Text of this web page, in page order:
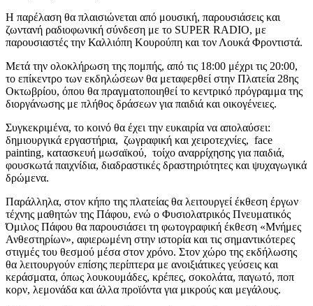
Η παρέλαση θα πλαισιώνεται από μουσική, παρουσιάσεις και
ζωντανή ραδιοφωνική σύνδεση με το SUPER RADIO, με
παρουσιαστές την Καλλιόπη Κουρούπη και τον Λουκά Φροντιστά.
Μετά την ολοκλήρωση της πομπής, από τις 18:00 μέχρι τις 20:00,
το επίκεντρο των εκδηλώσεων θα μεταφερθεί στην Πλατεία 28ης
Οκτωβρίου, όπου θα πραγματοποιηθεί το κεντρικό πρόγραμμα της
διοργάνωσης με πλήθος δράσεων για παιδιά και οικογένειες.
Συγκεκριμένα, το κοινό θα έχει την ευκαιρία να απολαύσει:
δημιουργικά εργαστήρια, ζωγραφική και χειροτεχνίες, face
painting, κατασκευή μωσαϊκού, τοίχο αναρρίχησης για παιδιά,
φουσκωτά παιχνίδια, διαδραστικές δραστηριότητες και ψυχαγωγικά
δρώμενα.
Παράλληλα, στον κήπο της πλατείας θα λειτουργεί έκθεση έργων
τέχνης μαθητών της Πάφου, ενώ ο Φυσιολατρικός Πνευματικός
Όμιλος Πάφου θα παρουσιάσει τη φωτογραφική έκθεση «Μνήμες
Ανθεστηρίων», αφιερωμένη στην ιστορία και τις σημαντικότερες
στιγμές του θεσμού μέσα στον χρόνο. Στον χώρο της εκδήλωσης
θα λειτουργούν επίσης περίπτερα με ανοιξιάτικες γεύσεις και
κεράσματα, όπως λουκουμάδες, κρέπες, σοκολάτα, παγωτό, ποπ
κορν, λεμονάδα και άλλα προϊόντα για μικρούς και μεγάλους.